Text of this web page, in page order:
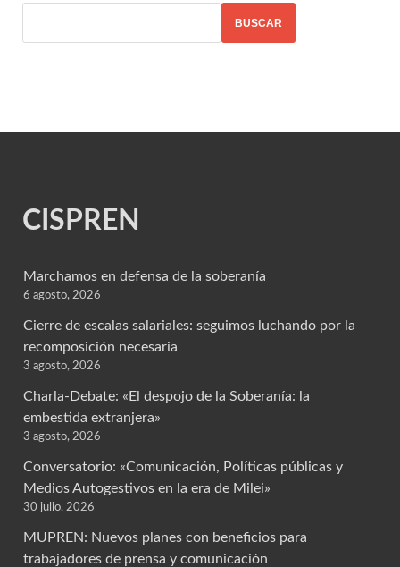
BUSCAR
CISPREN
Marchamos en defensa de la soberanía
6 agosto, 2026
Cierre de escalas salariales: seguimos luchando por la
recomposición necesaria
3 agosto, 2026
Charla-Debate: «El despojo de la Soberanía: la
embestida extranjera»
3 agosto, 2026
Conversatorio: «Comunicación, Políticas públicas y
Medios Autogestivos en la era de Milei»
30 julio, 2026
MUPREN: Nuevos planes con beneficios para
trabajadores de prensa y comunicación